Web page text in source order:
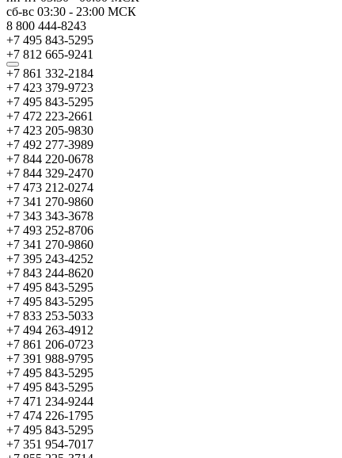
сб-вс 03:30 - 23:00 МСК
8 800 444-8243
+7 495 843-5295
+7 812 665-9241
+7 861 332-2184
+7 423 379-9723
+7 495 843-5295
+7 472 223-2661
+7 423 205-9830
+7 492 277-3989
+7 844 220-0678
+7 844 329-2470
+7 473 212-0274
+7 341 270-9860
+7 343 343-3678
+7 493 252-8706
+7 341 270-9860
+7 395 243-4252
+7 843 244-8620
+7 495 843-5295
+7 495 843-5295
+7 833 253-5033
+7 494 263-4912
+7 861 206-0723
+7 391 988-9795
+7 495 843-5295
+7 495 843-5295
+7 471 234-9244
+7 474 226-1795
+7 495 843-5295
+7 351 954-7017